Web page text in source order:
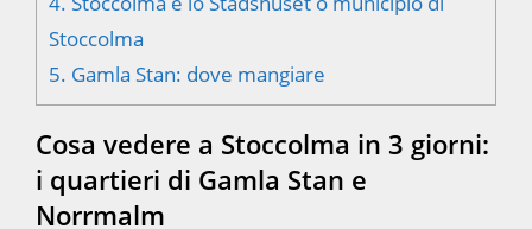
Stoccolma
5. Gamla Stan: dove mangiare
Cosa vedere a Stoccolma in 3 giorni:
i quartieri di Gamla Stan e
Norrmalm